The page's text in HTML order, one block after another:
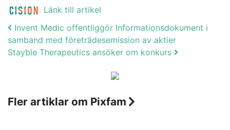
Länk till artikel
Post navigation
Invent Medic offentliggör Informationsdokument i
samband med företrädesemission av aktier
Stayble Therapeutics ansöker om konkurs
Fler artiklar om Pixfam